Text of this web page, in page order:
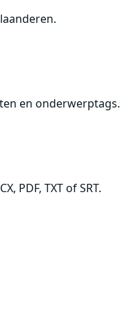
en onderwerptags.
PDF, TXT of SRT.